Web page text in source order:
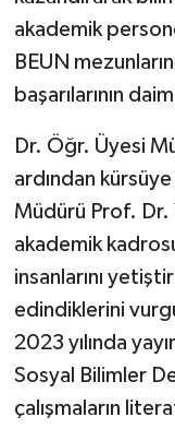
akademik
BEUN
başarılarının
Dr. Öğr. Üyesi
ardından
Müdürü Prof. Dr.
akademik
insanlarını
edindiklerini
2023 yılında
Sosyal Bilimler
çalışmaların